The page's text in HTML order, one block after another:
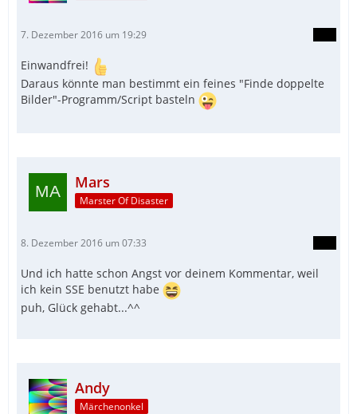
7. Dezember 2016 um 19:29
Einwandfrei!
Daraus könnte man bestimmt ein feines "Finde doppelte
Bilder"-Programm/Script basteln
Mars
Marster Of Disaster
8. Dezember 2016 um 07:33
Und ich hatte schon Angst vor deinem Kommentar, weil
ich kein SSE benutzt habe
puh, Glück gehabt...^^
Andy
Märchenonkel